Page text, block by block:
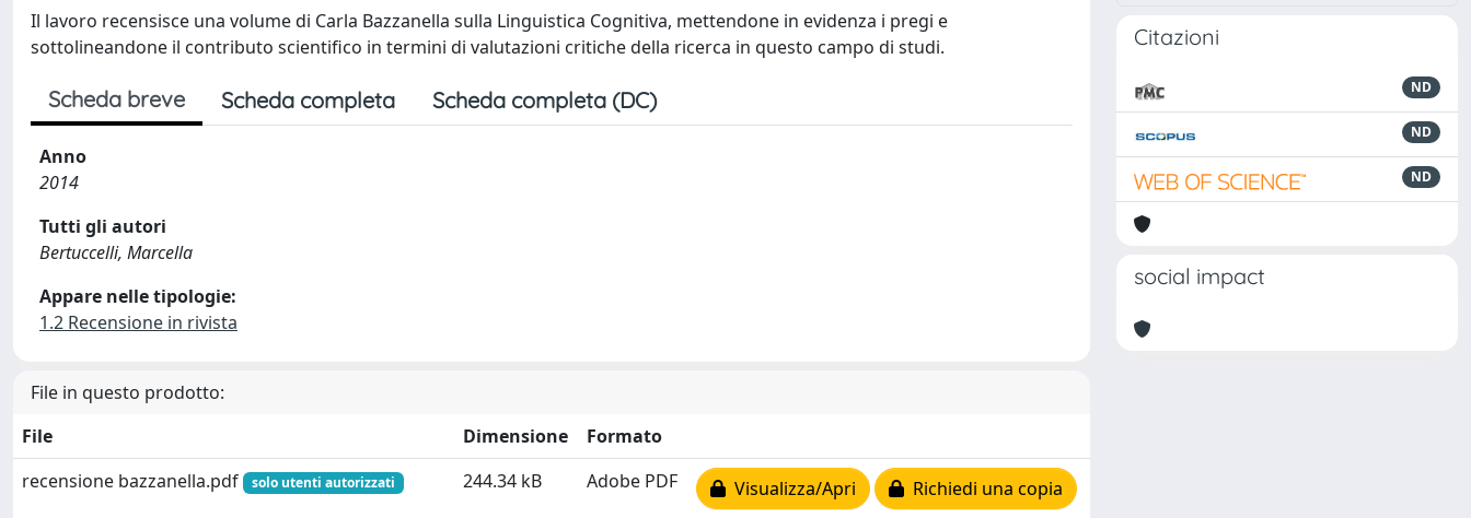
Il lavoro recensisce una volume di Carla Bazzanella sulla Linguistica Cognitiva, mettendone in evidenza i pregi e
sottolineandone il contributo scientifico in termini di valutazioni critiche della ricerca in questo campo di studi.
Scheda breve Scheda completa Scheda completa (DC)
Anno
2014
Tutti gli autori
Bertuccelli, Marcella
Appare nelle tipologie:
1.2 Recensione in rivista
File in questo prodotto:
File
Dimensione
Formato
recensione bazzanella.pdf
solo utenti autorizzati 244.34 kB Adobe PDF Visualizza/Apri Richiedi una copia
Citazioni
ND
ND
ND
social impact